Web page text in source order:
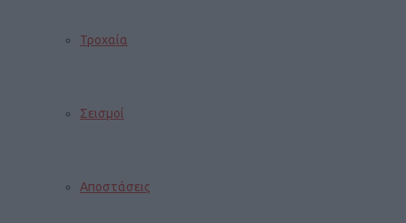
Τροχαία
Σεισμοί
Αποστάσεις